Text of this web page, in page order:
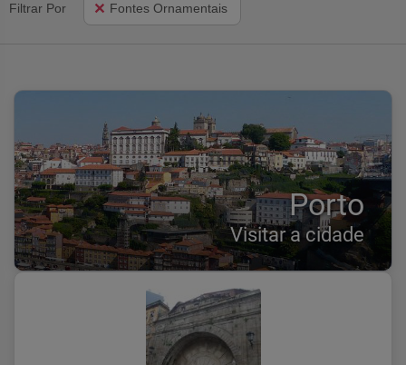
Filtrar Por Fontes Ornamentais
Porto
Visitar a cidade